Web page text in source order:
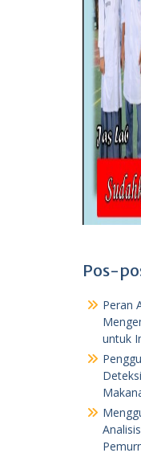
Pos-
Peran
untuk